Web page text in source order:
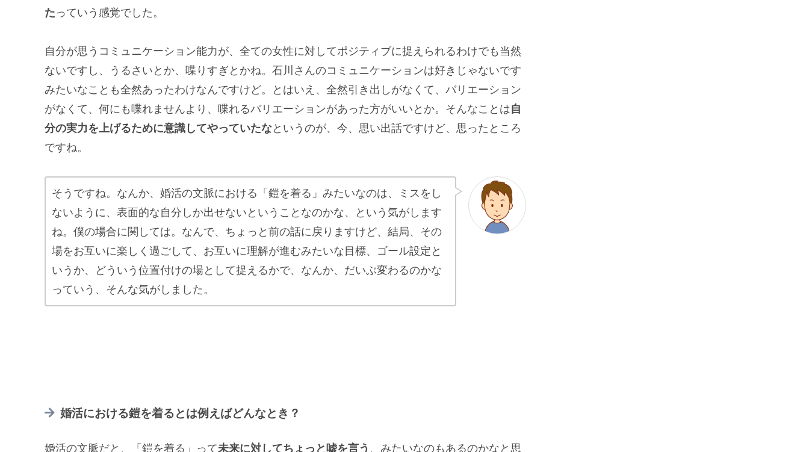
たっていう感覚でした。
自分が思うコミュニケーション能力が、全ての女性に対してポジティブに捉えられるわけでも当然
ないですし、うるさいとか、喋りすぎとかね。石川さんのコミュニケーションは好きじゃないです
みたいなことも全然あったわけなんですけど。とはいえ、全然引き出しがなくて、バリエーション
がなくて、何にも喋れませんより、喋れるバリエーションがあった方がいいとか。そんなことは自
分の実力を上げるために意識してやっていたなというのが、今、思い出話ですけど、思ったところ
ですね。
そうですね。なんか、婚活の文脈における「鎧を着る」みたいなのは、ミスをし
ないように、表面的な自分しか出せないということなのかな、という気がします
ね。僕の場合に関しては。なんで、ちょっと前の話に戻りますけど、結局、その
場をお互いに楽しく過ごして、お互いに理解が進むみたいな目標、ゴール設定と
いうか、どういう位置付けの場として捉えるかで、なんか、だいぶ変わるのかな
っていう、そんな気がしました。
婚活における鎧を着るとは例えばどんなとき？
婚活の文脈だと、「鎧を着る」って未来に対してちょっと嘘を言う 、みたいなのもあるのかなと思